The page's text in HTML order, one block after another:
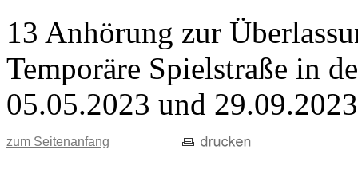
13 Anhörung zur
Temporäre Spielstraße in
05.05.2023 und 29.09.2023
zum Seitenanfang